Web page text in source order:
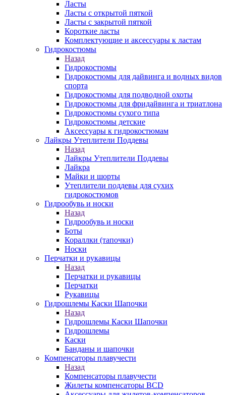
Ласты
Ласты с открытой пяткой
Ласты с закрытой пяткой
Короткие ласты
Комплектующие и аксессуары к ластам
Гидрокостюмы
Назад
Гидрокостюмы
Гидрокостюмы для дайвинга и водных видов
спорта
Гидрокостюмы для подводной охоты
Гидрокостюмы для фридайвинга и триатлона
Гидрокостюмы сухого типа
Гидрокостюмы детские
Аксессуары к гидрокостюмам
Лайкры Утеплители Поддевы
Назад
Лайкры Утеплители Поддевы
Лайкра
Майки и шорты
Утеплители поддевы для сухих
гидрокостюмов
Гидрообувь и носки
Назад
Гидрообувь и носки
Боты
Кораллки (тапочки)
Носки
Перчатки и рукавицы
Назад
Перчатки и рукавицы
Перчатки
Рукавицы
Гидрошлемы Каски Шапочки
Назад
Гидрошлемы Каски Шапочки
Гидрошлемы
Каски
Банданы и шапочки
Компенсаторы плавучести
Назад
Компенсаторы плавучести
Жилеты компенсаторы BCD